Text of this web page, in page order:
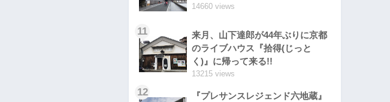
14660 views
11
来月、山下達郎が44年ぶりに京都
のライブハウス『拾得(じっと
く)』に帰って来る!!
13215 views
12
『プレサンスレジェンド六地蔵』